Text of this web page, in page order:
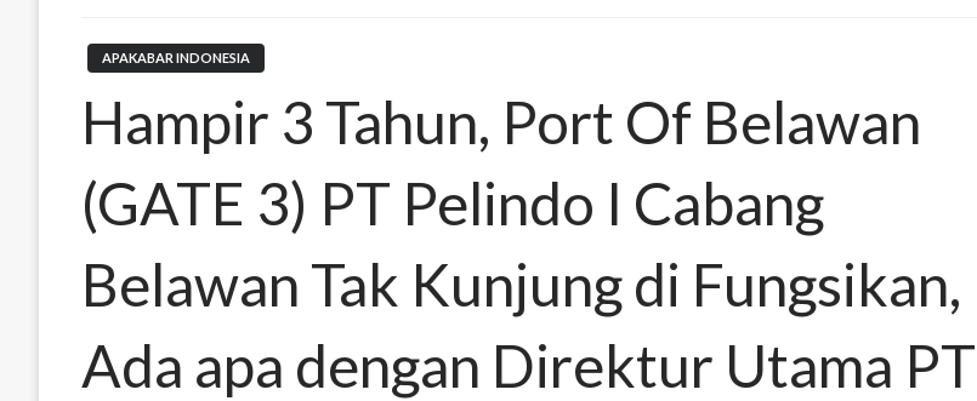
APAKABAR INDONESIA
Hampir 3 Tahun, Port Of Belawan
(GATE 3) PT Pelindo I Cabang
Belawan Tak Kunjung di Fungsikan,
Ada apa dengan Direktur Utama PT